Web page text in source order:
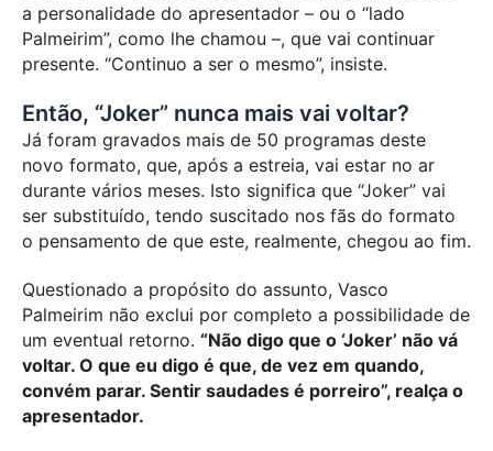
a personalidade do apresentador – ou o “lado
Palmeirim”, como lhe chamou –, que vai continuar
presente. “Continuo a ser o mesmo”, insiste.
Então, “Joker” nunca mais vai voltar?
Já foram gravados mais de 50 programas deste
novo formato, que, após a estreia, vai estar no ar
durante vários meses. Isto significa que “Joker” vai
ser substituído, tendo suscitado nos fãs do formato
o pensamento de que este, realmente, chegou ao fim.
Questionado a propósito do assunto, Vasco
Palmeirim não exclui por completo a possibilidade de
um eventual retorno. “Não digo que o ‘Joker’ não vá
voltar. O que eu digo é que, de vez em quando,
convém parar. Sentir saudades é porreiro”, realça o
apresentador.